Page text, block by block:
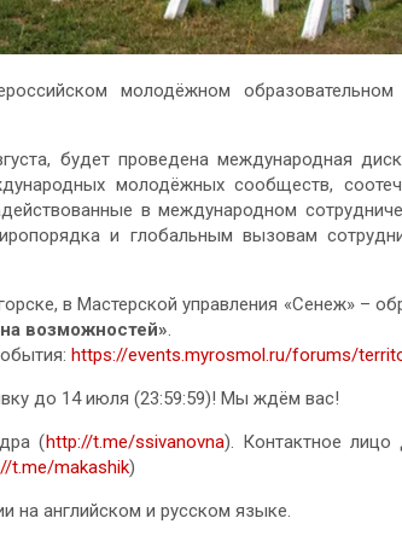
молодёжном образовательном
будет проведена международная
молодёжных сообществ,
в международном
и глобальным вызовам
в Мастерской управления «Сенеж» –
возможностей».
https://events.myrosmol.ru/forums/
до 14 июля (23:59:59)! Мы ждём вас!
(http://t.me/ssivanovna). Контактное лицо
t.me/makashik)
на английском и русском языке.